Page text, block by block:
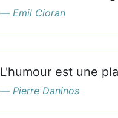
Emil Cioran
L'humour est une
Pierre Daninos